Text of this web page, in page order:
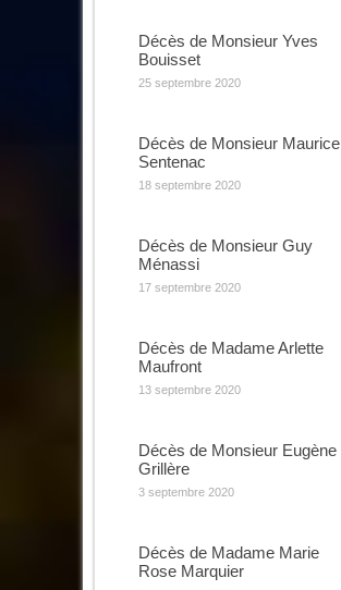
Décès de Monsieur Yves
Bouisset
25 septembre 2020
Décès de Monsieur Maurice
Sentenac
18 septembre 2020
Décès de Monsieur Guy
Ménassi
17 septembre 2020
Décès de Madame Arlette
Maufront
13 septembre 2020
Décès de Monsieur Eugène
Grillère
3 septembre 2020
Décès de Madame Marie
Rose Marquier